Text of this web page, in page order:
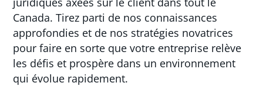
Canada. Tirez parti de nos connaissances
approfondies et de nos stratégies novatrices
pour faire en sorte que votre entreprise relève
les défis et prospère dans un environnement
qui évolue rapidement.